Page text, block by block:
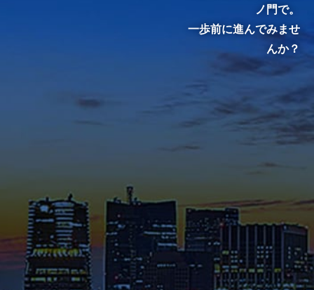
囲気やキャンパスの熱気を感じ
これまでに様々なメディアで紹
介された在学生や修了生の声、
さらには教員のメッセージ等を
ご覧ください。
ノ門で。
一歩前に進んでみませ
んか？